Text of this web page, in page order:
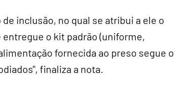
inclusão, no qual se atribui a ele o
o kit padrão (uniforme,
fornecida ao preso segue o
finaliza a nota.